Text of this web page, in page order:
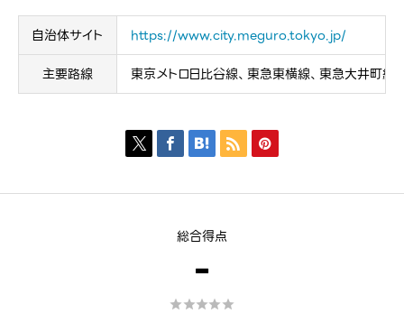
自治体サイト
https://www.city.meguro.tokyo.jp/
主要路線
東京メトロ日比谷線、東急東横線、東急大井町線
    
総合得点
-
